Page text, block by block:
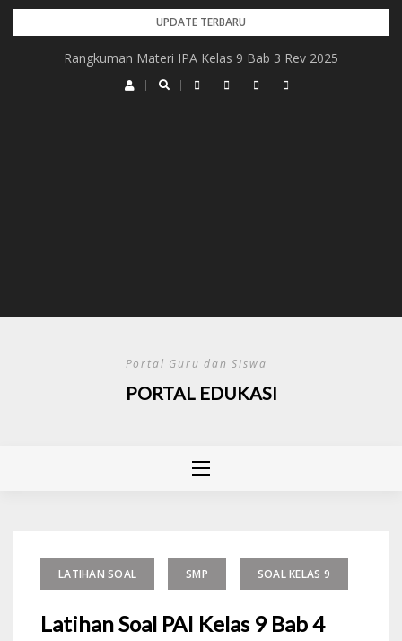
Skip
UPDATE TERBARU
Rangkuman Materi IPA Kelas 9 Bab 3 Rev 2025
Portal Guru dan Siswa
PORTAL EDUKASI
LATIHAN SOAL SMP SOAL KELAS 9
Latihan Soal PAI Kelas 9 Bab 4